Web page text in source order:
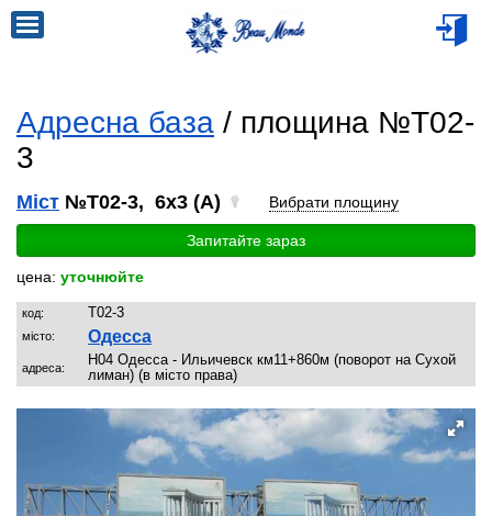
Адресна база / площина №T02-
3
Міст №T02-3, 6x3 (A) Вибрати площину
Запитайте зараз
цена: уточнюйте
код: T02-3
місто: Одесса
адреса:
Н04 Одесса - Ильичевск км11+860м (поворот на Сухой
лиман) (в місто права)